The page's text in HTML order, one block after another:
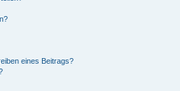
eines Beitrags?